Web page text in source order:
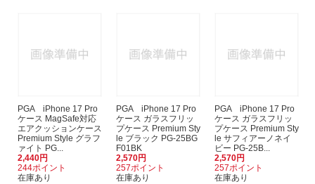
PGA iPhone 17 Pro
ケース MagSafe対応
エアクッションケース
Premium Style グラフ
ァイト PG...
2,440円
244ポイント
在庫あり
PGA iPhone 17 Pro
ケース ガラスフリッ
プケース Premium Sty
le ブラック PG-25BG
F01BK
2,570円
257ポイント
在庫あり
PGA iPhone 17 Pro
ケース ガラスフリッ
プケース Premium Sty
le サフィアーノネイ
ビー PG-25B...
2,570円
257ポイント
在庫あり